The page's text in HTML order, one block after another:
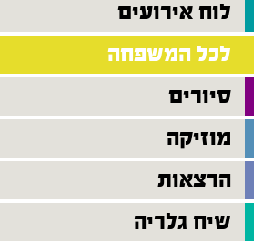
לוח אירועים
לכל המשפחה
סיורים
מוזיקה
הרצאות
שיח גלריה